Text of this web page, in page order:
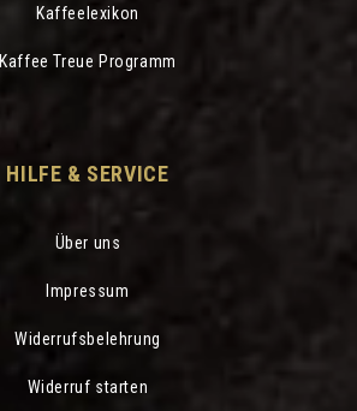
Kaffeelexikon
Kaffee Treue Programm
HILFE & SERVICE
Über uns
Impressum
Widerrufsbelehrung
Widerruf starten